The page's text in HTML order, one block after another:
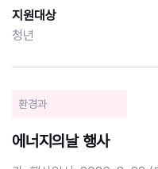
시 홍보에 활용될 사진 촬영
연락 없이 불참할 경우 추후
학」은 문화체육관광부가
도서관협회가 공동 주관하는
알려드립니다! ☆ 1회기 | 집 구하기 준비운동 -> 8월 26일(수)
18:30~20:30 - 집 구하기 전, 기본정보 알기 - 청년 주거정책 알아
> 8월 31일(월) 18:30~20:30 - 전세사기 위험사항 점검하
락종합사회복지관 7층 배티
19~39세 미만) 20명 * 1·2
(선착순) * 강사 : 김가원(민달팽이유니온 사무처장) * 신청 : 포스
터 QR코드 또는 네이버폼
지원대상
청년
환경과
에너지의날 행사